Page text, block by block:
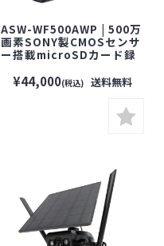
ASW-WF500AWP | 500万
画素SONY製CMOSセンサ
ー搭載microSDカード録
カメラ】【監視カメラ】
【セキュリティーカメラ】
【無線】【ワイヤレス】
¥44,000(税込) 送料無料